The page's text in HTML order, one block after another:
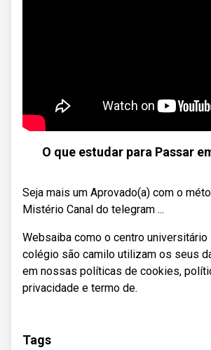
O que estudar para Passar
Seja mais um Aprovado(a) com o
Mistério Canal do telegram ...
Websaiba como o centro
colégio são camilo utilizam os seus
em nossas políticas de cookies,
privacidade e termo de.
Tags